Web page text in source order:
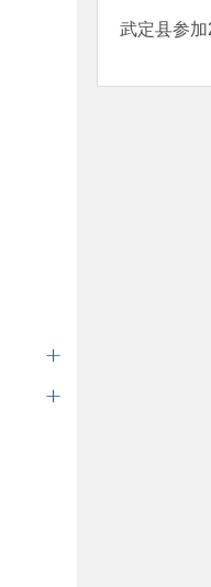
武定县参加